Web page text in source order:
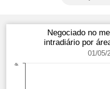
Negociado no
intradiário por
01/05/
4k